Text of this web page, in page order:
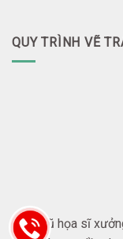
QUY TRÌNH VẼ
Đội ngũ họa sĩ